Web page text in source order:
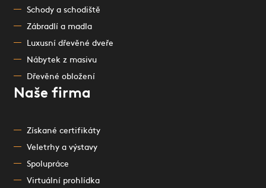
Schody a schodiště
Zábradlí a madla
Luxusní dřevěné dveře
Nábytek z masivu
Dřevěné obložení
Naše firma
Získané certifikáty
Veletrhy a výstavy
Spolupráce
Virtuální prohlídka